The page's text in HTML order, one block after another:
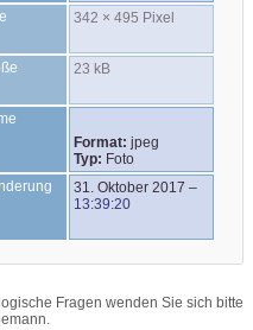
342 × 495 Pixel
23 kB
Format: jpeg
Typ: Foto
31. Oktober 2017 –
13:39:20
Fragen wenden Sie sich bitte
.